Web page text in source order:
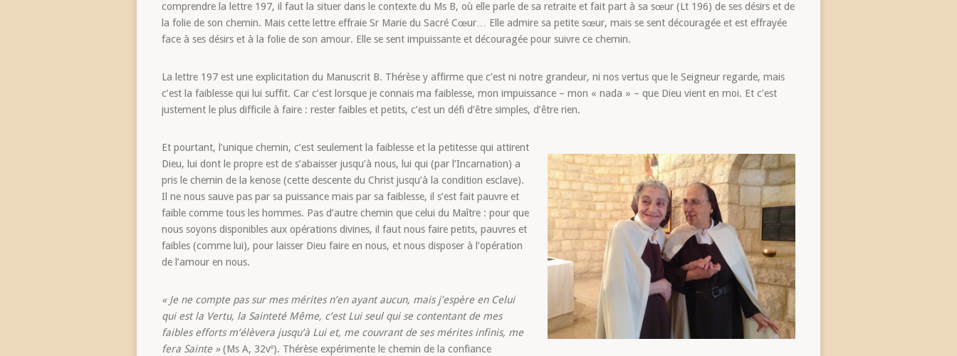
comprendre la lettre 197, il faut la situer dans le contexte du Ms B, où elle parle de sa retraite et fait part à sa sœur (Lt 196) de ses désirs et de
la folie de son chemin. Mais cette lettre effraie Sr Marie du Sacré Cœur… Elle admire sa petite sœur, mais se sent découragée et est effrayée
face à ses désirs et à la folie de son amour. Elle se sent impuissante et découragée pour suivre ce chemin.
La lettre 197 est une explicitation du Manuscrit B. Thérèse y affirme que c’est ni notre grandeur, ni nos vertus que le Seigneur regarde, mais
c’est la faiblesse qui lui suffit. Car c’est lorsque je connais ma faiblesse, mon impuissance – mon « nada » – que Dieu vient en moi. Et c’est
justement le plus difficile à faire : rester faibles et petits, c’est un défi d’être simples, d’être rien.
Et pourtant, l’unique chemin, c’est seulement la faiblesse et la petitesse qui attirent
Dieu, lui dont le propre est de s’abaisser jusqu’à nous, lui qui (par l’Incarnation) a
pris le chemin de la kenose (cette descente du Christ jusqu’à la condition esclave).
Il ne nous sauve pas par sa puissance mais par sa faiblesse, il s’est fait pauvre et
faible comme tous les hommes. Pas d’autre chemin que celui du Maître : pour que
nous soyons disponibles aux opérations divines, il faut nous faire petits, pauvres et
faibles (comme lui), pour laisser Dieu faire en nous, et nous disposer à l’opération
de l’amour en nous.
« Je ne compte pas sur mes mérites n’en ayant aucun, mais j’espère en Celui
qui est la Vertu, la Sainteté Même, c’est Lui seul qui se contentant de mes
faibles efforts m’élèvera jusqu’à Lui et, me couvrant de ses mérites infinis, me
fera Sainte »(Ms A, 32vº). Thérèse expérimente le chemin de la confiance